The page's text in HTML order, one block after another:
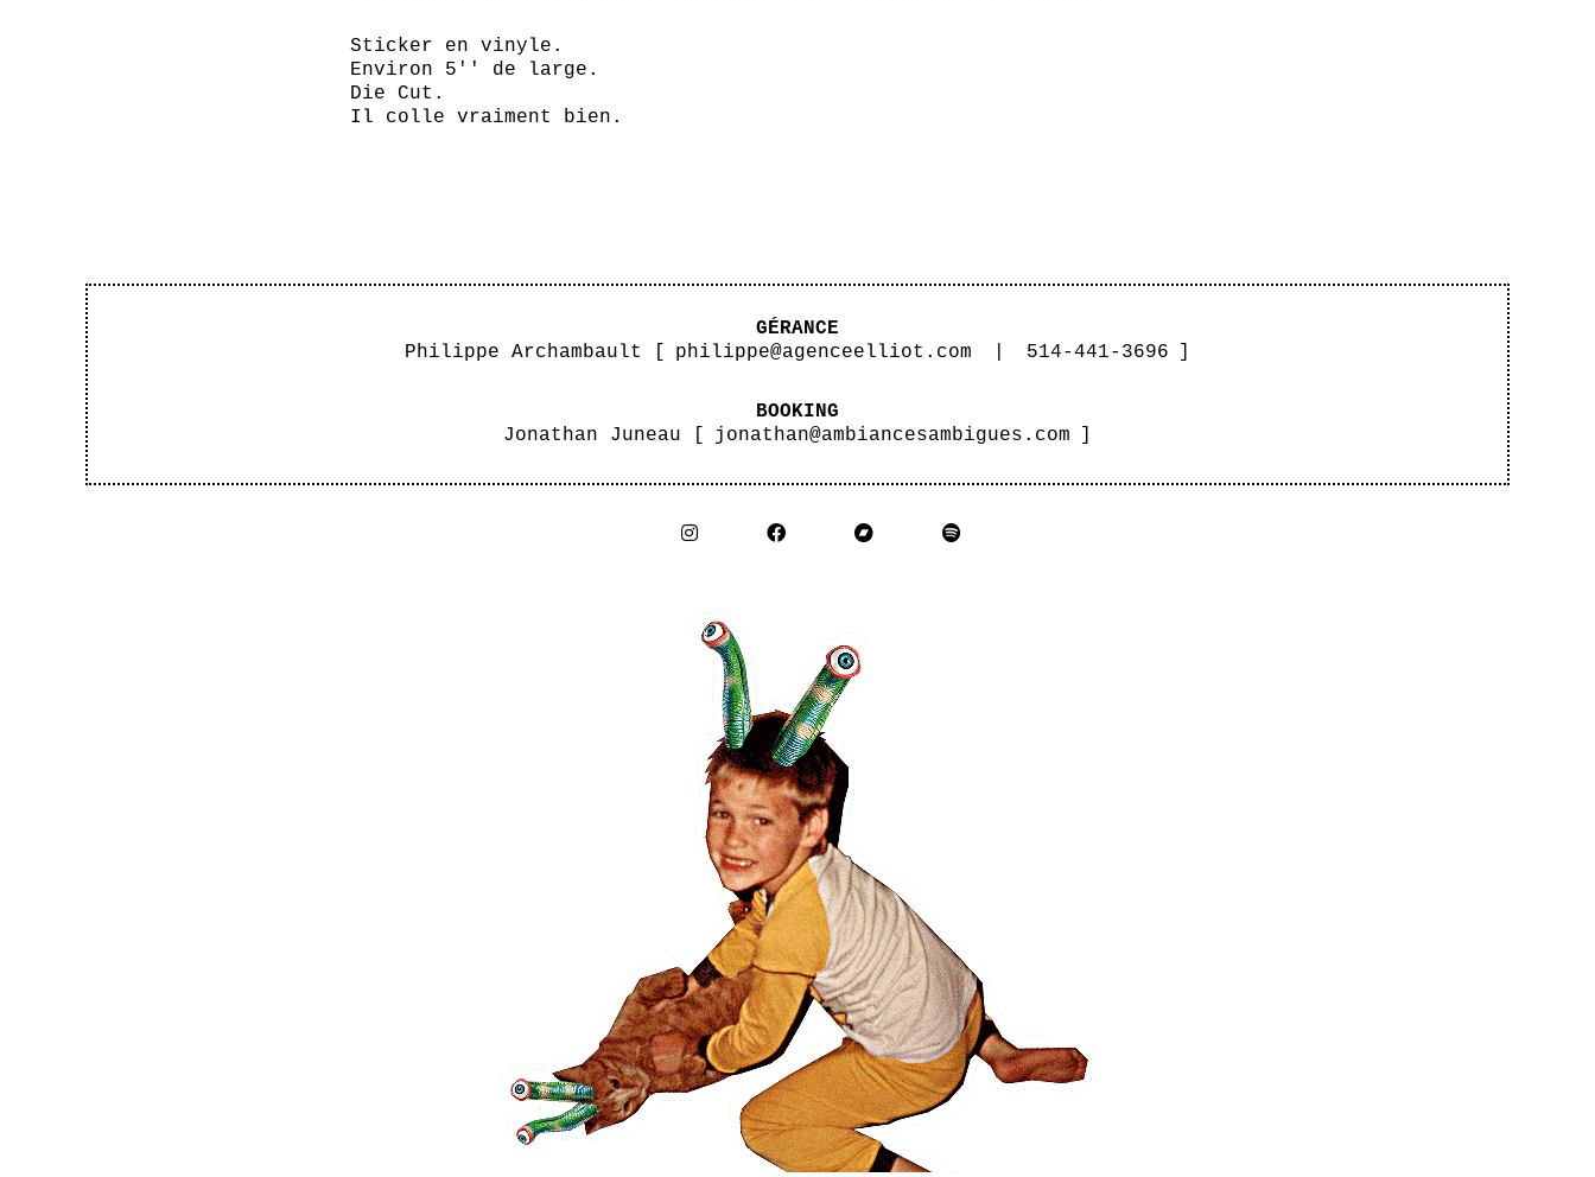
Sticker en vinyle.
Environ 5'' de large.
Die Cut.
Il colle vraiment bien.
GÉRANCE
Philippe Archambault [
philippe@agenceelliot.com 514-441-3696 ]
BOOKING
Jonathan Juneau [
jonathan@ambiancesambigues.com ]